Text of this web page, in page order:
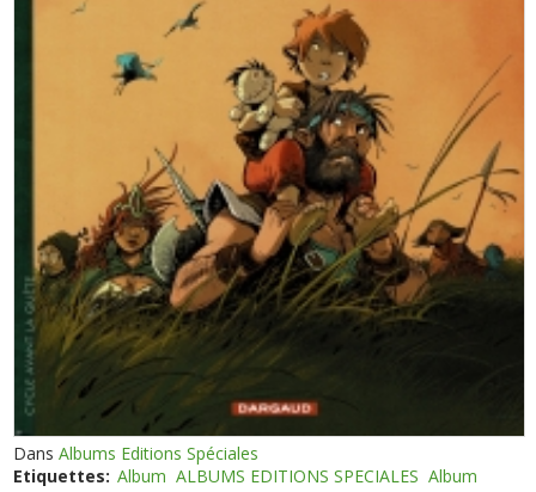
DansAlbums Editions Spéciales
Etiquettes: Album ALBUMS EDITIONS SPECIALES Album